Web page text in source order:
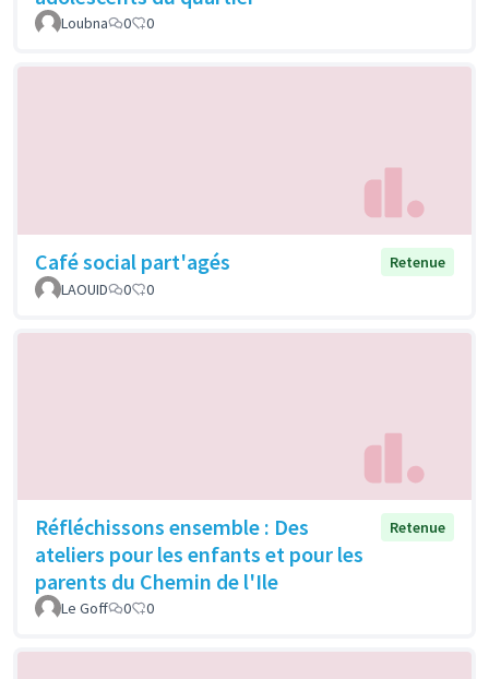
Loubna 0 0
Café social part'agés
Retenue
LAOUID
0 0
Réfléchissons ensemble : Des
ateliers pour les enfants et pour les
parents du Chemin de l'Ile
Retenue
Le Goff 0 0